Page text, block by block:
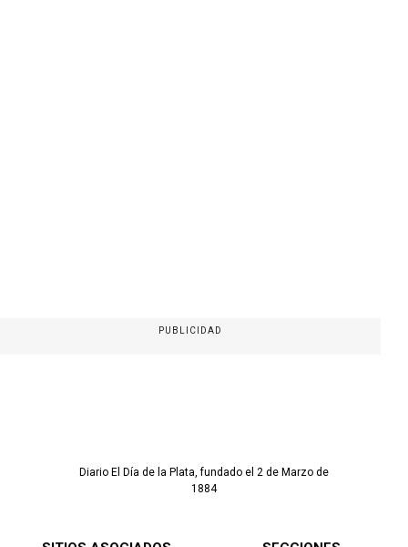
PUBLICIDAD
Diario El Día de la Plata, fundado el 2 de Marzo de
1884